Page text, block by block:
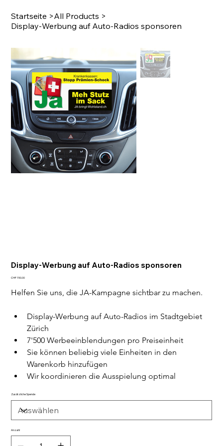
Startseite >All Products >
Display-Werbung auf Auto-Radios sponsoren
Display-Werbung auf Auto-Radios sponsoren
Preis
CHF 150.00
Helfen Sie uns, die JA-Kampagne sichtbar zu machen.
Display-Werbung auf Auto-Radios im Stadtgebiet
Zürich
7'500 Werbeeinblendungen pro Preiseinheit
Sie können beliebig viele Einheiten in den
Warenkorb hinzufügen
Wir koordinieren die Ausspielung optimal
Zusätzliche Spende
Anzahl